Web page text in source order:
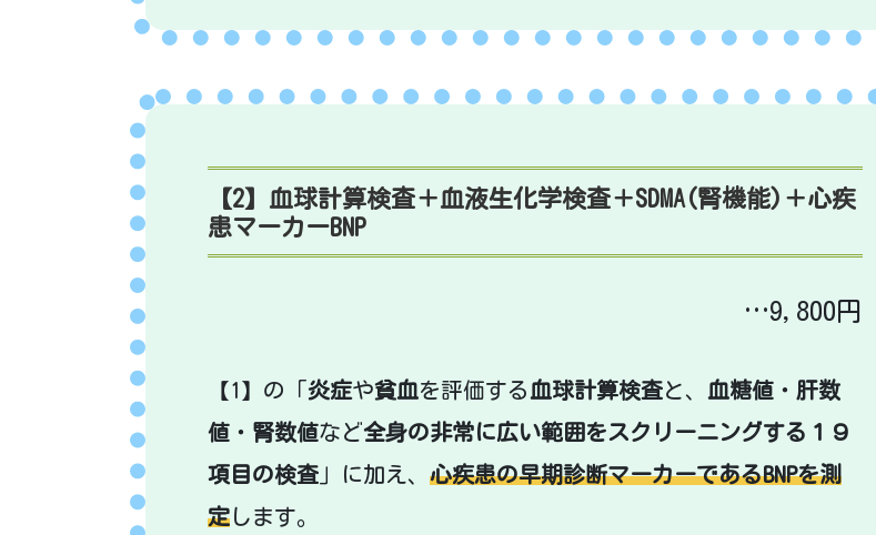
【2】血球計算検査＋血液生化学検査＋SDMA(腎機能)＋心疾
患マーカーBNP
…9,800円
【1】の「 炎症や貧血を評価する 血球計算検査と、 血糖値 ・ 肝数
値 ・ 腎数値など全身の非常に広い範囲をスクリーニングする１９
項目の検査 」に加え、 心疾患の早期診断マーカーであるBNPを測
定 します。